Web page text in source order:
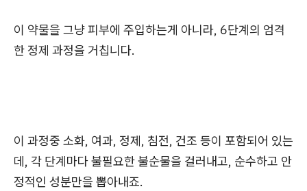
이 약물을 그냥 피부에 주입하는게 아니라, 6단계의 엄격
한 정제 과정을 거칩니다.
이 과정중 소화, 여과, 정제, 침전, 건조 등이 포함되어 있는
데, 각 단계마다 불필요한 불순물을 걸러내고, 순수하고 안
정적인 성분만을 뽑아내죠.